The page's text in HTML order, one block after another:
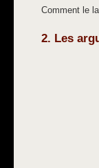
Comment le
2. Les